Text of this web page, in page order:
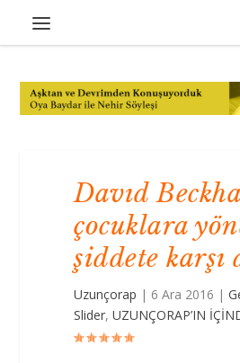
Davıd
çocuklara
şiddete karşı
Uzunçorap | 6 Ara 2016 |
Slider,UZUNÇORAP’IN